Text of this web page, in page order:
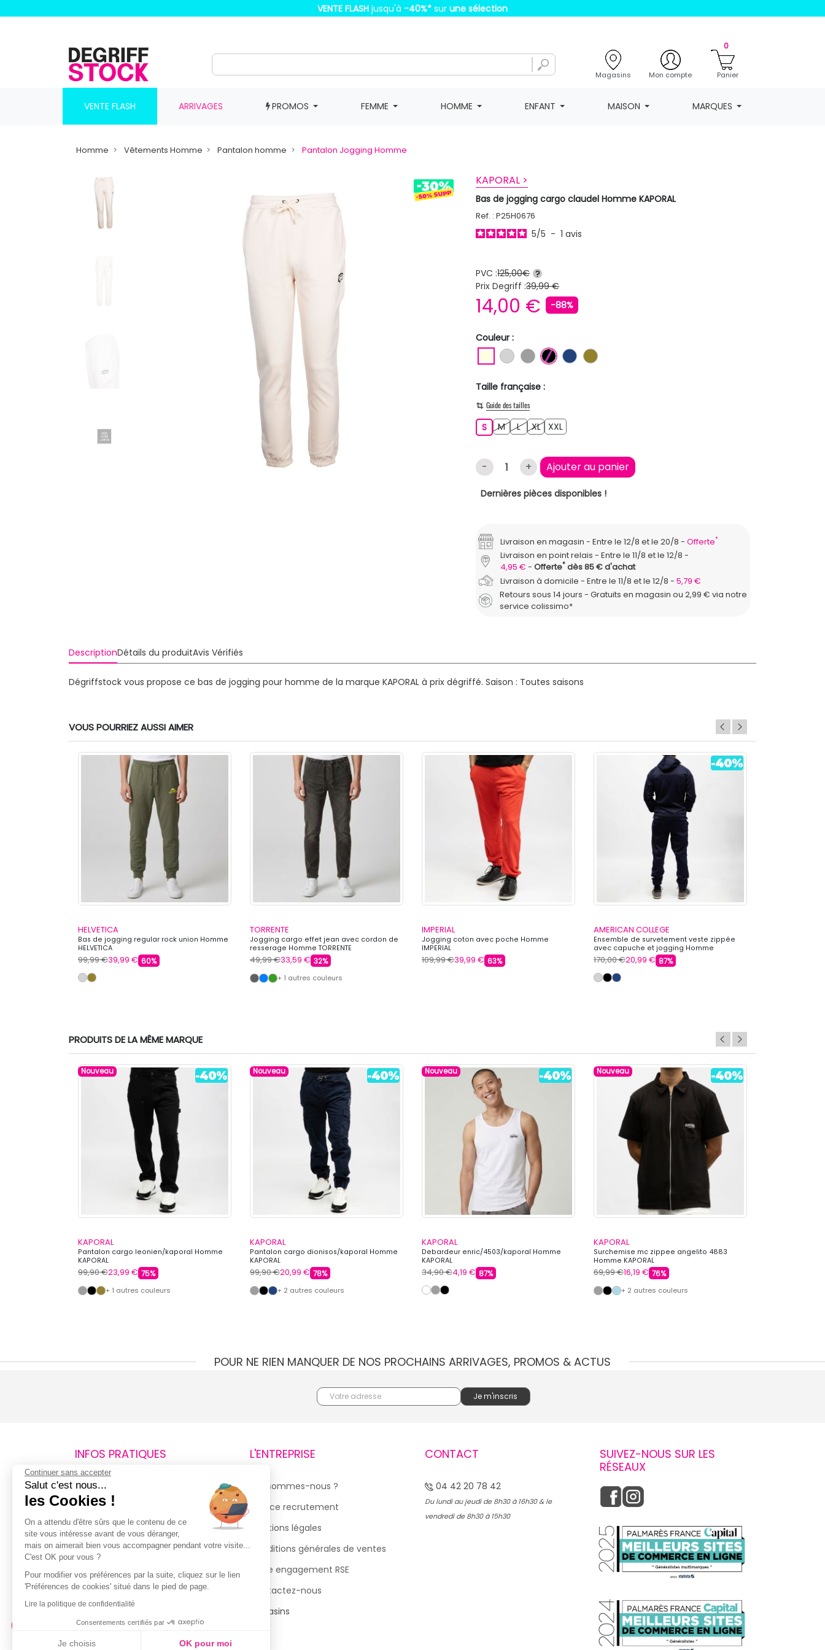
VENTE FLASH jusqu'à -40%* sur une sélection
Magasins Mon compte
0
Panier
VENTE FLASH ARRIVAGES PROMOS FEMME HOMME ENFANT MAISON MARQUES
Homme Vêtements Homme Pantalon homme Pantalon Jogging Homme
KAPORAL >
Bas de jogging cargo claudel Homme KAPORAL
Ref. : P25H0676
5/5 - 1avis
PVC :125,00€ ?
Prix Degriff :39,99 €
14,00 € -88%
Couleur :
BLANC ECRU
GRIS CLAIR
GRISNOIRBLEU FONCE
KAKI
Taille française :
Guide des tailles
SS MM LL XLXLXXLXXL
- + Ajouter au panier
Dernières pièces disponibles !
Livraison en magasin Entre le 12/8 et le 20/8 Offerte*
Livraison en point relais
Entre le 11/8 et le 12/8
4,95 €
Offerte*dès 85 € d'achat
Livraison à domicile
Entre le 11/8 et le 12/8
5,79 €
Retours sous 14 jours - Gratuits en magasin ou 2,99 € via notre
service colissimo*
DescriptionDétails du produitAvis Vérifiés
Dégriffstock vous propose ce bas de jogging pour homme de la marque KAPORAL à prix dégriffé. Saison : Toutes saisons
VOUS POURRIEZ AUSSI AIMER
HELVETICA
Bas de jogging regular rock union Homme
HELVETICA
99,99 €39,99 € 60%
TORRENTE
Jogging cargo effet jean avec cordon de
resserage Homme TORRENTE
49,99 €33,59 € 32%
+ 1 autres couleurs
IMPERIAL
Jogging coton avec poche Homme
IMPERIAL
109,99 €39,99 € 63%
AMERICAN COLLEGE
Ensemble de survetement veste zippée
avec capuche et jogging Homme
AMERICAN COLLEGE
170,00 €20,99 € 87%
PRODUITS DE LA MÊME MARQUE
Nouveau
KAPORAL
Pantalon cargo leonien/kaporal Homme
KAPORAL
99,90 €23,99 € 75%
+ 1 autres couleurs
Nouveau
KAPORAL
Pantalon cargo dionisos/kaporal Homme
KAPORAL
99,90 €20,99 € 78%
+ 2 autres couleurs
Nouveau
KAPORAL
Debardeur enric/4503/kaporal Homme
KAPORAL
34,90 €4,19 € 87%
Nouveau
KAPORAL
Surchemise mc zippee angelito 4883
Homme KAPORAL
69,99 €16,19 € 76%
+ 2 autres couleurs
POUR NE RIEN MANQUER DE NOS PROCHAINS ARRIVAGES, PROMOS & ACTUS
INFOS PRATIQUES
Retours et remboursements
Suivi de commande
Livraisons
Guide des tailles
Politique de confidentialité
Conditions générales d’utilisation
de la Carte de Fidélité
L'ENTREPRISE
Qui sommes-nous ?
Espace recrutement
Mentions légales
Conditions générales de ventes
Notre engagement RSE
Contactez-nous
Magasins
CONTACT
04 42 20 78 42
Du lundi au jeudi de 8h30 à 16h30 & le
vendredi de 8h30 à 15h30
SUIVEZ-NOUS SUR LES
RÉSEAUX
Continuer sans accepter
Salut c'est nous...
les Cookies !
On a attendu d'être sûrs que le contenu de ce
site vous intéresse avant de vous déranger,
mais on aimerait bien vous accompagner pendant votre visite...
C'est OK pour vous ?
Pour modifier vos préférences par la suite, cliquez sur le lien
'Préférences de cookies' situé dans le pied de page.
Lire la politique de confidentialité
Consentements certifiés par
Je choisis OK pour moi